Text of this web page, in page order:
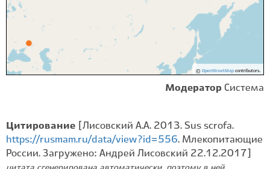
© OpenStreetMapcontributors.
Модератор Система
Цитирование
[Лисовский А.А. 2013. Sus scrofa.
https://rusmam.ru/data/view?id=556. Млекопитающие
России. Загружено: Андрей Лисовский 22.12.2017]